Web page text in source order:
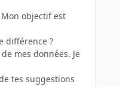
objectif est
différence ?
mes données. Je
tes suggestions